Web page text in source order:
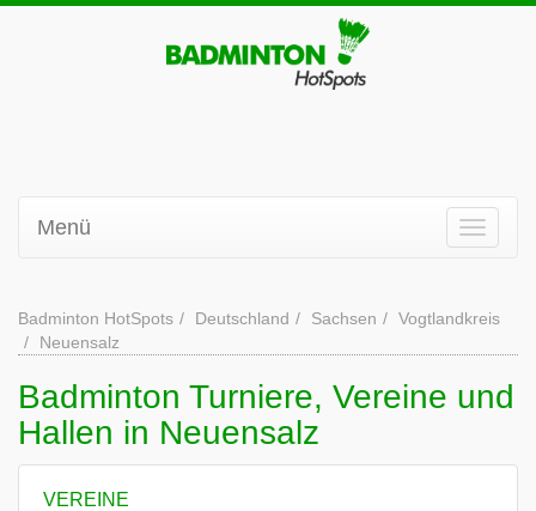
Menü
Badminton HotSpots Deutschland Sachsen
Vogtlandkreis
Neuensalz
Badminton Turniere, Vereine und
Hallen in Neuensalz
VEREINE